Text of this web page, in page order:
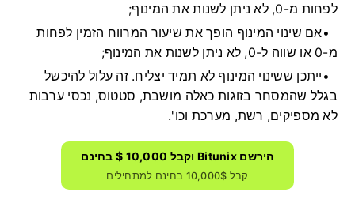
לפחות מ-0, לא ניתן לשנות את המינוף;
אם שינוי המינוף הופך את שיעור המרווח הזמין לפחות
מ-0 או שווה ל-0, לא ניתן לשנות את המינוף;
ייתכן ששינוי המינוף לא תמיד יצליח.זה עלול להיכשל
בגלל שהמסחר בזוגות כאלה מושבת, סטטוס, נכסי ערבות
לא מספיקים, רשת, מערכת וכו'.
הירשם Bitunix וקבל 10,000 $ בחינם
קבל 10,000$ בחינם למתחילים